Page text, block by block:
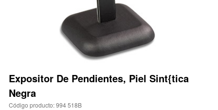
Expositor De Pendientes, Piel Sint{tica
Negra
Código producto: 994 518B